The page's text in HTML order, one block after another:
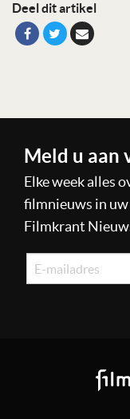
Deel dit artikel
Meld u aan
Elke week alles
filmnieuws in uw
Filmkrant